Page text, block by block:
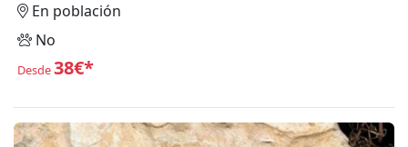
En población
No
Desde38€*